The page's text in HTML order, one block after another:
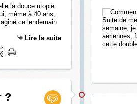
la douce utopie
même à 40 ans,
ce lendemain
Lire la suite
?
Suite de
semaine,
aériennes,
cette